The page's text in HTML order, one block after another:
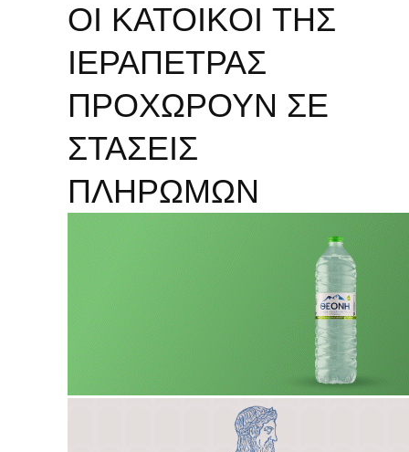
OI KATOIKOI ΤΗΣ
ΙΕΡΑΠΕΤΡΑΣ
ΠΡΟΧΩΡΟΥΝ ΣΕ
ΣΤΑΣΕΙΣ
ΠΛΗΡΩΜΩΝ